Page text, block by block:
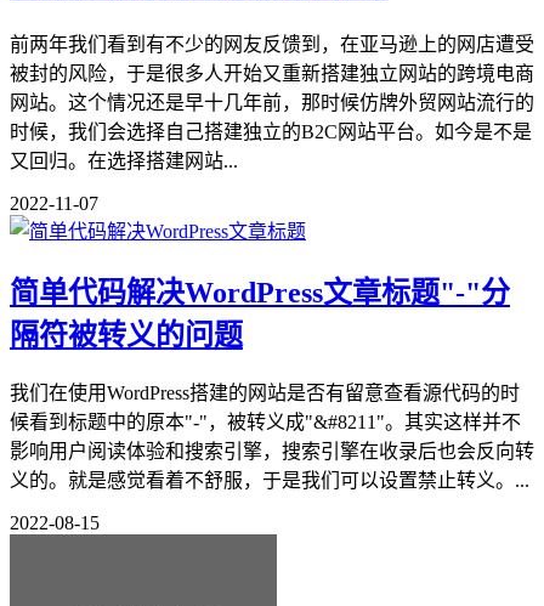
前两年我们看到有不少的网友反馈到，在亚马逊上的网店遭受
被封的风险，于是很多人开始又重新搭建独立网站的跨境电商
网站。这个情况还是早十几年前，那时候仿牌外贸网站流行的
时候，我们会选择自己搭建独立的B2C网站平台。如今是不是
又回归。在选择搭建网站...
2022-11-07
简单代码解决WordPress文章标题"-"分
隔符被转义的问题
我们在使用WordPress搭建的网站是否有留意查看源代码的时
候看到标题中的原本"-"，被转义成"&#8211"。其实这样并不
影响用户阅读体验和搜索引擎，搜索引擎在收录后也会反向转
义的。就是感觉看着不舒服，于是我们可以设置禁止转义。...
2022-08-15